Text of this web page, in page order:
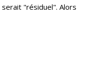
"résiduel". Alors